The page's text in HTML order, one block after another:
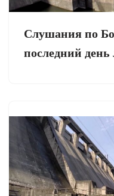
Слушания по
последний день